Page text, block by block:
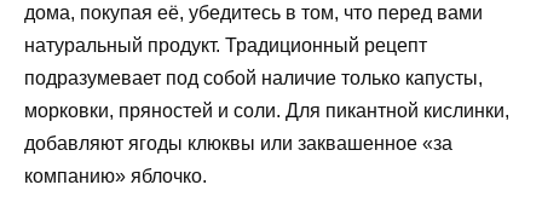
дома, покупая её, убедитесь в том, что перед вами
натуральный продукт. Традиционный рецепт
подразумевает под собой наличие только капусты,
морковки, пряностей и соли. Для пикантной кислинки,
добавляют ягоды клюквы или заквашенное «за
компанию» яблочко.